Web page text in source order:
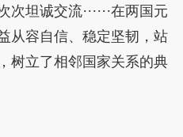
次坦诚交流⋯⋯在两国元
从容自信、稳定坚韧，站
树立了相邻国家关系的典